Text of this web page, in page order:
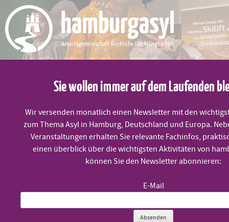
content
MENÜ
Klimaflucht – der Klimawandel hat
viele Gesichter
Sie wollen immer auf dem Laufenden
Wir versenden monatlich einen Newsletter mit den
zum Thema Asyl in Hamburg, Deutschland und Europa.
Veranstaltungen erhalten Sie relevante Fachinfos,
einen überblick über die wichtigsten Aktivitäten von
können Sie den Newsletter abonnieren:
E-Mail
Absenden